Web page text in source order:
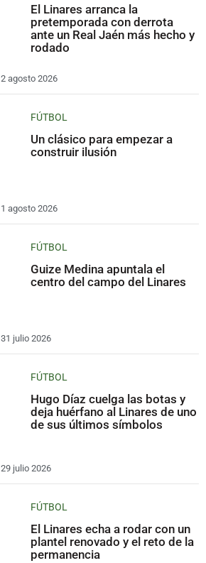
El Linares arranca la
pretemporada con derrota
ante un Real Jaén más hecho y
rodado
2 agosto 2026
FÚTBOL
Un clásico para empezar a
construir ilusión
1 agosto 2026
FÚTBOL
Guize Medina apuntala el
centro del campo del Linares
31 julio 2026
FÚTBOL
Hugo Díaz cuelga las botas y
deja huérfano al Linares de uno
de sus últimos símbolos
29 julio 2026
FÚTBOL
El Linares echa a rodar con un
plantel renovado y el reto de la
permanencia